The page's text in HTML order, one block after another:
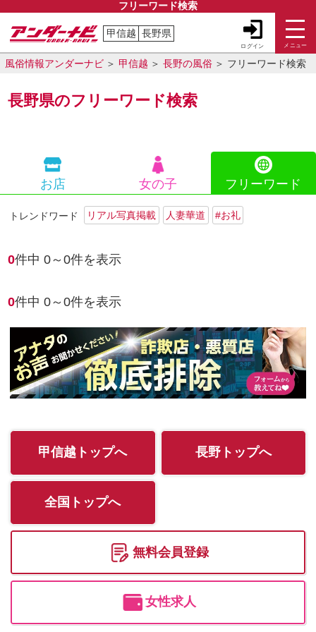
フリーワード検索
甲信越 長野県
ログイン メニュー
風俗紀行 ご利用ガイド
閉じる
風俗情報アンダーナビ 甲信越 長野の風俗 フリーワード検索
長野県のフリーワード検索
お店 女の子 フリーワード
トレンドワード リアル写真掲載 人妻華道 #お礼
0件中0～0件を表示
0件中0～0件を表示
甲信越トップへ 長野トップへ
全国トップへ
無料会員登録
女性求人